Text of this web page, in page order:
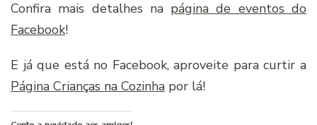
Confira mais detalhes na página de eventos do
Facebook!
E já que está no Facebook, aproveite para curtir a
Página Crianças na Cozinha por lá!